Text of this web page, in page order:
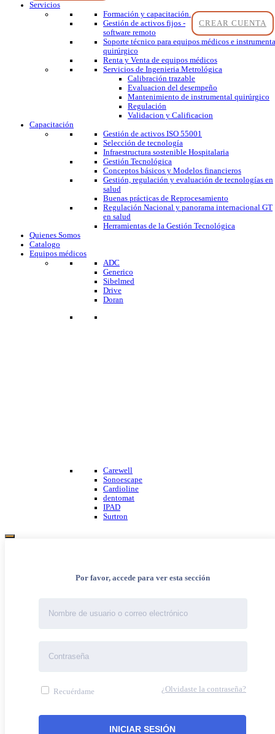
CREAR CUENTA
Servicios
Formación y capacitación.
Gestión de activos fijos -
software remoto
Soporte técnico para equipos médicos e
quirúrgico
Renta y Venta de equipos médicos
Servicios de Ingenieria Metrológica
Calibración trazable
Evaluacion del desempeño
Mantenimiento de instrumental quirúrgico
Regulación
Validacion y Calificacion
Capacitación
Gestión de activos ISO 55001
Selección de tecnología
Infraestructura sostenible Hospitalaria
Gestión Tecnológica
Conceptos básicos y Modelos financieros
Gestión, regulación y evaluación de tecnologías en
salud
Buenas prácticas de Reprocesamiento
Regulación Nacional y panorama internacional GT
en salud
Herramientas de la Gestión Tecnológica
Quienes Somos
Catalogo
Equipos médicos
ADC
Generico
Sibelmed
Drive
Doran
Carewell
Sonoescape
Cardioline
dentomat
IPAD
Surtron
Por favor, accede para ver esta sección
Recuérdame ¿Olvidaste la contraseña?